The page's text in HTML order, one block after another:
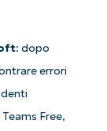
: dopo
errori
Free,